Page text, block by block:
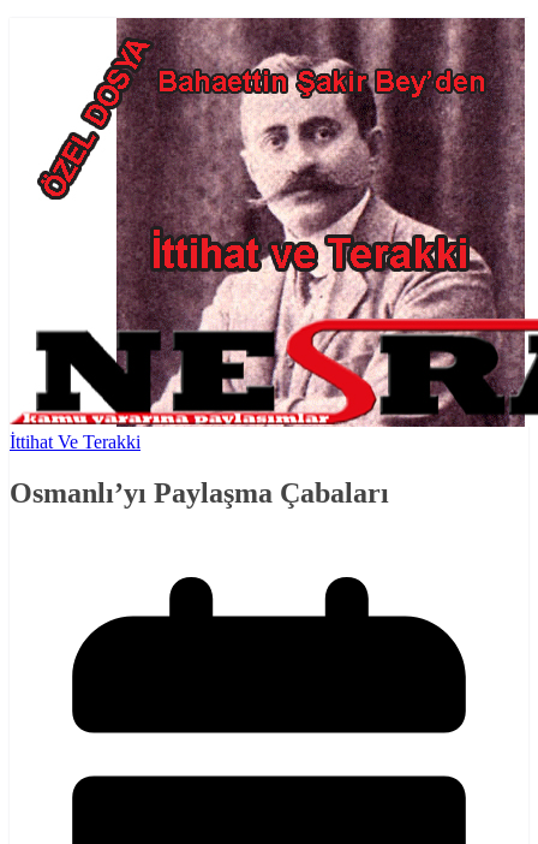
İttihat Ve Terakki
Osmanlı’yı Paylaşma Çabaları